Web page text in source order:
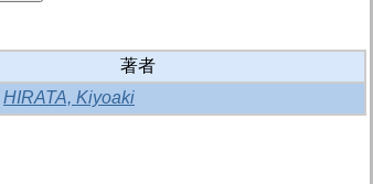
著者
HIRATA, Kiyoaki